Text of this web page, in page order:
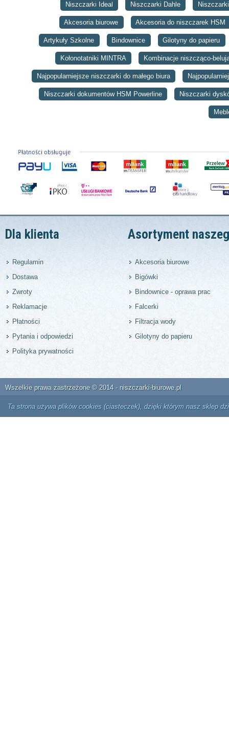
Niszczarki Ideal Niszczarki Dahle
Akcesoria biurowe Akcesoria do niszczarek HSM
Artykuły Szkolne Bindownice Gilotyny do papieru
Kołonotatniki MINTRA Kombinacje niszcząco-
Najpopularniejsze niszczarki do małego biura
Niszczarki dokumentów HSM Powerline Niszczarki
Dla klienta
Regulamin
Dostawa
Zwroty
Reklamacje
Płatności
Pytania i odpowiedzi
Polityka prywatności
Asortyment
Akcesoria biurowe
Bigówki
Bindownice - oprawa prac
Falcerki
Filtracja wody
Gilotyny do papieru
Wszelkie prawa zastrzeżone © 2014 - niszczarki-biurowe.pl
Ta strona używa plików cookies (ciasteczek), dzięki którym nasz sklep